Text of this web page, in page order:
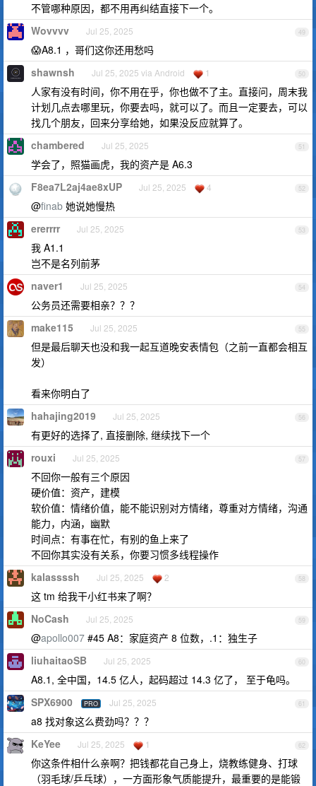
不管哪种原因，都不用再纠结直接下一个。
49
Wovvvv Jul 25, 2025
😱A8.1 ，哥们这你还用愁吗
50
shawnsh Jul 25, 2025 via Android 1
人家有没有时间，你不用在乎，你也做不了主。直接问，周末我
计划几点去哪里玩，你要去吗，就可以了。而且一定要去，可以
找几个朋友，回来分享给她，如果没反应就算了。
51
chambered Jul 25, 2025
学会了，照猫画虎，我的资产是 A6.3
52
F8ea7L2aj4ae8xUP Jul 25, 2025 4
@finab 她说她慢热
53
ererrrr Jul 25, 2025
我 A1.1
岂不是名列前茅
54
naver1 Jul 25, 2025
公务员还需要相亲？？？
55
make115 Jul 25, 2025
但是最后聊天也没和我一起互道晚安表情包（之前一直都会相互
发）
看来你明白了
56
hahajing2019 Jul 25, 2025
有更好的选择了, 直接删除, 继续找下一个
57
rouxi Jul 25, 2025
不回你一般有三个原因
硬价值：资产，建模
软价值：情绪价值，能不能识别对方情绪，尊重对方情绪，沟通
能力，内涵，幽默
时间点：有事在忙，有别的鱼上来了
不回你其实没有关系，你要习惯多线程操作
58
kalassssh Jul 25, 2025 2
这 tm 给我干小红书来了啊？
59
NoCash Jul 25, 2025
@apollo007 #45 A8：家庭资产 8 位数，.1：独生子
60
liuhaitaoSB Jul 25, 2025
A8.1, 全中国，14.5 亿人，起码超过 14.3 亿了， 至于龟吗。
61
SPX6900 PRO Jul 25, 2025
a8 找对象这么费劲吗？？？
62
KeYee Jul 25, 2025 1
你这条件相什么亲啊？把钱都花自己身上，烧教练健身、打球
（羽毛球/乒乓球），一方面形象气质能提升，最重要的是能锻